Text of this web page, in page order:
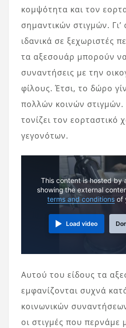
κομψότητα και τον
σημαντικών στιγμών. Γι’
ιδανικά σε ξεχωριστές
τα αξεσουάρ μπορούν
συναντήσεις με την
φίλους. Έτσι, το δώρο
πολλών κοινών στιγμών.
τονίζει τον εορταστικό
γεγονότων.
This content is hosted by
showing the external
terms and conditions of
Load video
Αυτού του είδους τα
εμφανίζονται συχνά
κοινωνικών
οι στιγμές που περνάμε